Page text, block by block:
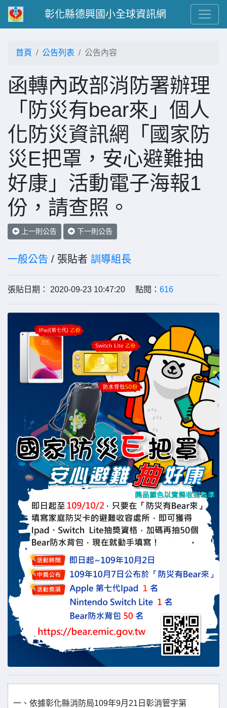
彰化縣德興國小全球資訊網
首頁 公告列表 公告內容
函轉內政部消防署辦理
「防災有bear來」個人
化防災資訊網「國家防
災E把罩，安心避難抽
好康」活動電子海報1
份，請查照。
上一則公告 下一則公告
一般公告 / 張貼者 訓導組長
張貼日期： 2020-09-23 10:47:20 點閱： 616
一、依據彰化縣消防局109年9月21日彰消管字第